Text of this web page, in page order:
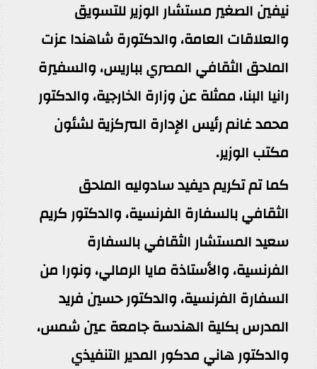
نيفين الصغير مستشار الوزير للتسويق
والعلاقات العامة، والدكتورة شاهندا عزت
الملحق الثقافي المصري بباريس، والسفيرة
رانيا البنا، ممثلة عن وزارة الخارجية، والدكتور
محمد غانم رئيس الإدارة المركزية لشئون
مكتب الوزير.
كما تم تكريم ديفيد سادوليه الملحق
الثقافي بالسفارة الفرنسية، والدكتور كريم
سعيد المستشار الثقافي بالسفارة
الفرنسية، والأستاذة مايا الرمالي، ونورا من
السفارة الفرنسية، والدكتور حسين فريد
المدرس بكلية الهندسة جامعة عين شمس،
والدكتور هاني مدكور المدير التنفيذي